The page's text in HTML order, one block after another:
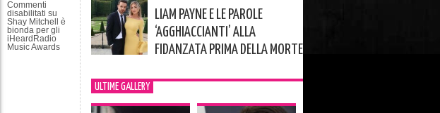
Commenti
disabilitati su
Shay Mitchell è
bionda per gli
iHeardRadio
Music Awards
LIAM PAYNE E LE PAROLE
‘AGGHIACCIANTI’ ALLA
FIDANZATA PRIMA DELLA MORTE
ULTIME GALLERY